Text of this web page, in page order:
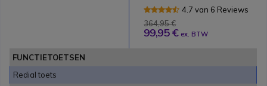
4.7 van 6 Reviews
364,95 €
99,95 € ex. BTW
FUNCTIETOETSEN
Redial toets